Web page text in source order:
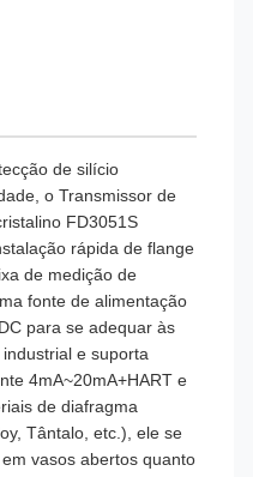
de silício
o Transmissor de
FD3051S
rápida de flange
de medição de
fonte de alimentação
para se adequar às
e suporta
4mA~20mA+HART e
de diafragma
Tântalo, etc.), ele se
vasos abertos quanto